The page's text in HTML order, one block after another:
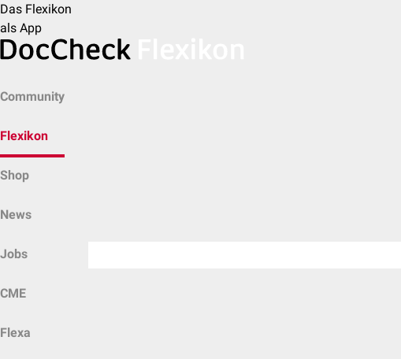
Das Flexikon
als App
Community
Flexikon
Shop
News
Jobs
CME
Flexa